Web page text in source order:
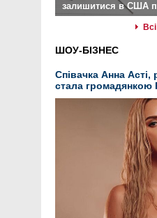
залишитися в США
ШОУ-БІЗНЕС
Співачка Анна
стала громадянкою